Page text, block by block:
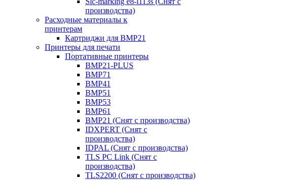
производства)
Расходные материалы к
принтерам
Картриджи для BMP21
Принтеры для печати
Портативные принтеры
BMP21-PLUS
BMP71
BMP41
BMP51
BMP53
BMP61
BMP21 (Снят с производства)
IDXPERT (Снят с
производства)
IDPAL (Снят с производства)
TLS PC Link (Снят с
производства)
TLS2200 (Снят с производства)